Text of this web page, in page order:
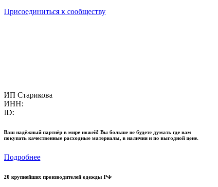
Присоединиться к сообществу
ИП Старикова
ИНН:
ID:
Ваш надёжный партнёр в мире ножей! Вы больше не будете думать где вам
покупать качественные расходные материалы, в наличии и по выгодной цене.
Подробнее
20 крупнейших производителей одежды РФ